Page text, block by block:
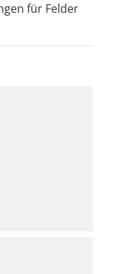
für Felder